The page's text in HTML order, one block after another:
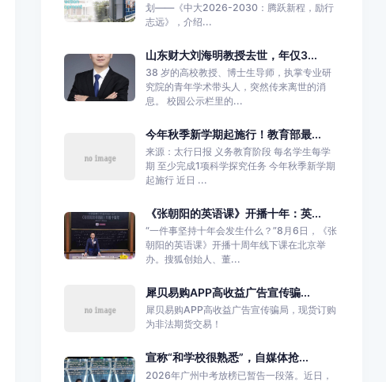
划——《中大2026-2030：腾跃新程，励行
志远》，介绍...
山东财大刘海明教授去世，年仅3...
38 岁的高校教授、博士生导师，执掌专业研
究院的青年学术带头人，突然传来离世的消
息。 校园公示栏里的...
今年秋季新学期起施行！教育部最...
来源：太行日报 义务教育阶段 每名学生每学
期 至少完成1项科学探究任务 今年秋季新学期
起施行 近日 ...
《张朝阳的英语课》开播十年：英...
“一件事坚持十年会发生什么？”8月6日，《张
朝阳的英语课》开播十周年线下课在北京举
办。搜狐创始人、董...
犀贝易购APP高收益广告宣传骗...
犀贝易购APP高收益广告宣传骗局，现货订购
为非法期货交易！
宣称“和学校很熟悉”，自媒体抢...
2026年广州中考放榜已暂告一段落。近日，